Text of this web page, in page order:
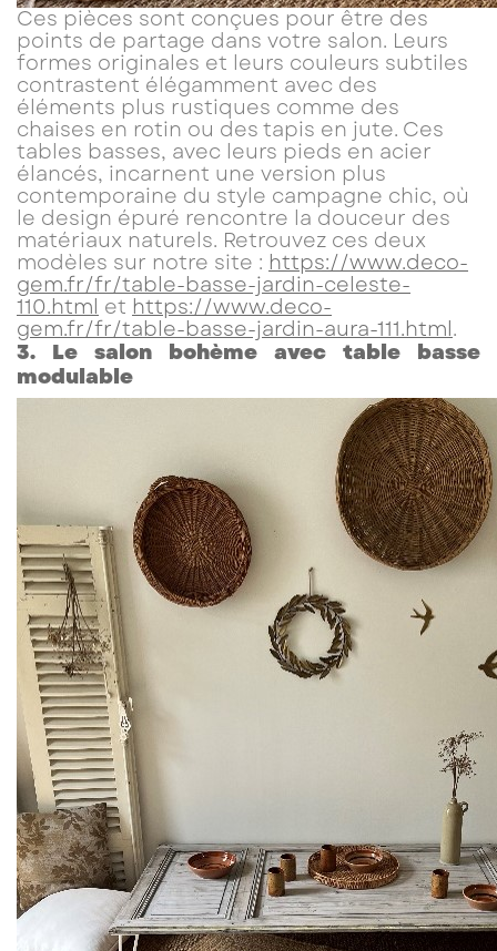
Ces pièces sont conçues pour être des
points de partage dans votre salon. Leurs
formes originales et leurs couleurs subtiles
contrastent élégamment avec des
éléments plus rustiques comme des
chaises en rotin ou des tapis en jute. Ces
tables basses, avec leurs pieds en acier
élancés, incarnent une version plus
contemporaine du style campagne chic, où
le design épuré rencontre la douceur des
matériaux naturels. Retrouvez ces deux
modèles sur notre site : https://www.deco-
gem.fr/fr/table-basse-jardin-celeste-
110.html et https://www.deco-
gem.fr/fr/table-basse-jardin-aura-111.html.
3. Le salon bohème avec table basse
modulable